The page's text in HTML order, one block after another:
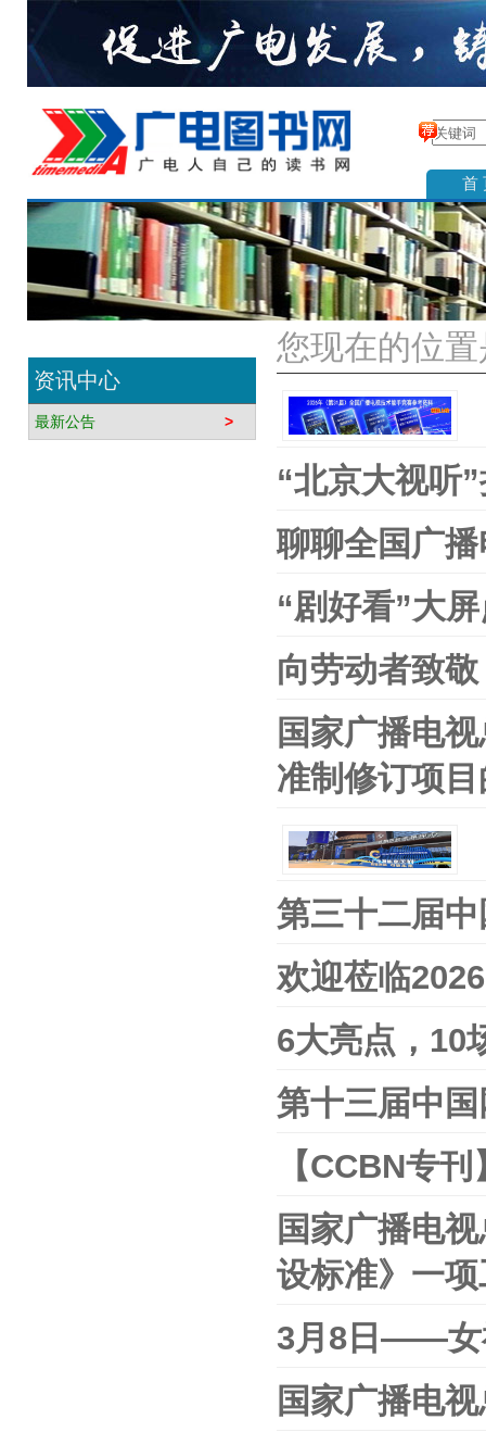
首
资讯中心
>
最新公告
您现在的位
“北京大视听
聊聊全国广
“剧好看”大
向劳动者致
国家广播电
准制修订项
第三十二届
欢迎莅临
6大亮点，
第十三届中
【CCBN专
国家广播电
设标准》一
3月8日——女
国家广播电